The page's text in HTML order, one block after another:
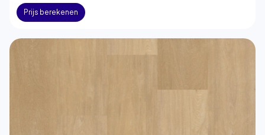
Prijs berekenen